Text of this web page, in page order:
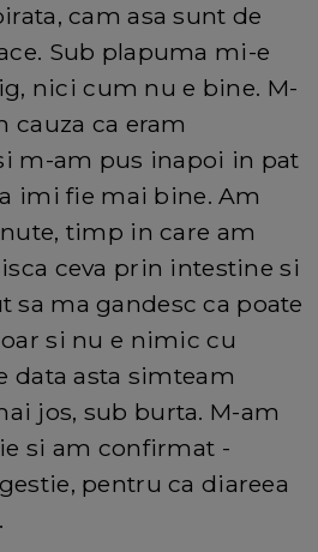
cam asa sunt de
Sub plapuma mi-e
nici cum nu e bine. M-
cauza ca eram
m-am pus inapoi in pat
imi fie mai bine. Am
timp in care am
ceva prin intestine si
sa ma gandesc ca poate
si nu e nimic cu
data asta simteam
jos, sub burta. M-am
si am confirmat -
pentru ca diareea